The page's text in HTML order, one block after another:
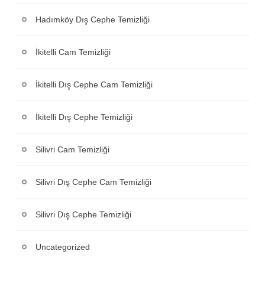
Hadımköy Dış Cephe Temizliği
İkitelli Cam Temizliği
İkitelli Dış Cephe Cam Temizliği
İkitelli Dış Cephe Temizliği
Silivri Cam Temizliği
Silivri Dış Cephe Cam Temizliği
Silivri Dış Cephe Temizliği
Uncategorized